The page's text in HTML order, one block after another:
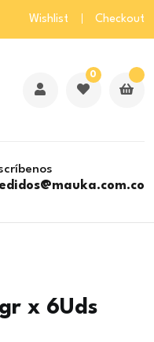
Wishlist Checkout
0
x 6Uds